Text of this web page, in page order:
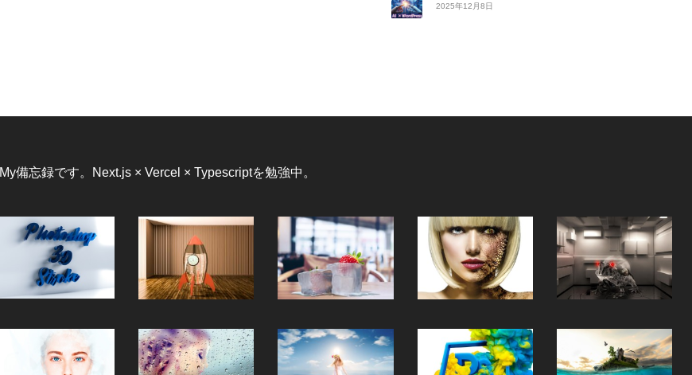
2025年12月8日
My備忘録です。Next.js × Vercel × Typescriptを勉強中。